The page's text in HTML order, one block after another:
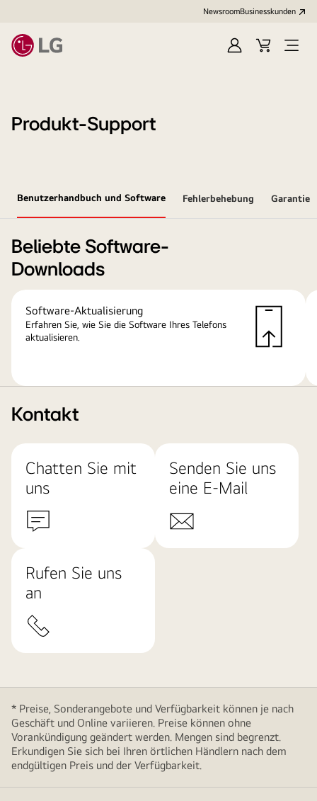
NewsroomBusinesskunden
AnmeldenWarenkorb
Menü
Produkt-Support
Benutzerhandbuch und Software Fehlerbehebung Garantie
Beliebte Software-
Downloads
Software-Aktualisierung
Erfahren Sie, wie Sie die Software Ihres Telefons
aktualisieren.
Kontakt
Chatten Sie mit
uns
Senden Sie uns
eine E-Mail
Rufen Sie uns
an
* Preise, Sonderangebote und Verfügbarkeit können je nach
Geschäft und Online variieren. Preise können ohne
Vorankündigung geändert werden. Mengen sind begrenzt.
Erkundigen Sie sich bei Ihren örtlichen Händlern nach dem
endgültigen Preis und der Verfügbarkeit.